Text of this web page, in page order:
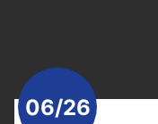
06/26